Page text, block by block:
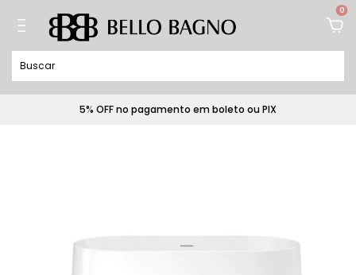
0
5% OFF no pagamento em boleto ou PIX